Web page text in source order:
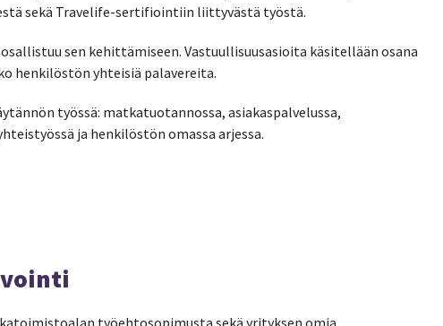
sekä Travelife-sertifiointiin liittyvästä työstä.
sen kehittämiseen. Vastuullisuusasioita käsitellään osana
henkilöstön yhteisiä palavereita.
työssä: matkatuotannossa, asiakaspalvelussa,
ja henkilöstön omassa arjessa.
työehtosopimusta sekä yrityksen omia